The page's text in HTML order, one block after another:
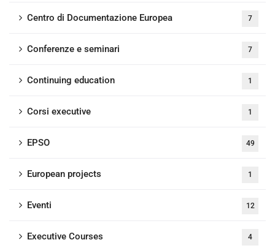
Centro di Documentazione Europea 7
Conferenze e seminari 7
Continuing education 1
Corsi executive 1
EPSO 49
European projects 1
Eventi 12
Executive Courses 4